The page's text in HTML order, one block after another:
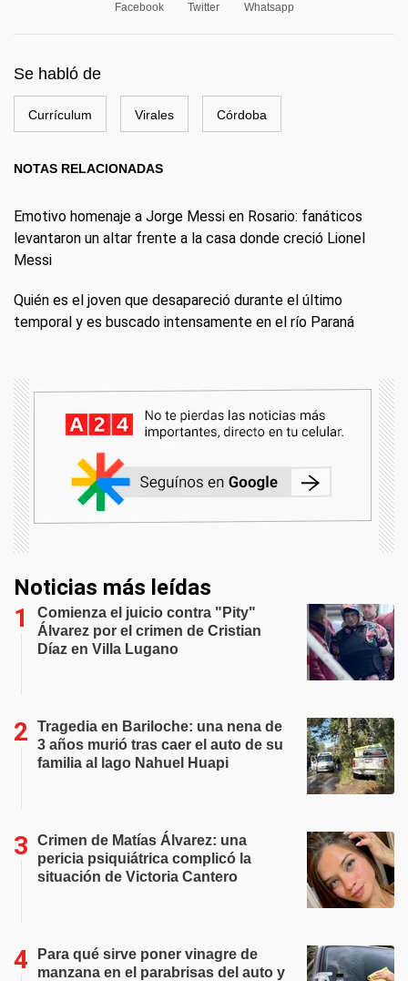
Facebook Twitter Whatsapp
Se habló de
Currículum Virales Córdoba
NOTAS RELACIONADAS
Emotivo homenaje a Jorge Messi en Rosario: fanáticos
levantaron un altar frente a la casa donde creció Lionel
Messi
Quién es el joven que desapareció durante el último
temporal y es buscado intensamente en el río Paraná
Noticias más leídas
Comienza el juicio contra "Pity"
Álvarez por el crimen de Cristian
Díaz en Villa Lugano
Tragedia en Bariloche: una nena de
3 años murió tras caer el auto de su
familia al lago Nahuel Huapi
Crimen de Matías Álvarez: una
pericia psiquiátrica complicó la
situación de Victoria Cantero
Para qué sirve poner vinagre de
manzana en el parabrisas del auto y